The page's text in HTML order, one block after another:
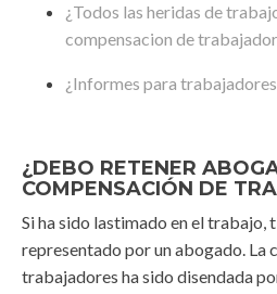
¿Todos las heridas de
compensacion de
¿Informes para
¿DEBO RETENER
COMPENSACIÓN DE
Si ha sido lastimado en el trabajo,
representado por un abogado. La
trabajadores ha sido disendada